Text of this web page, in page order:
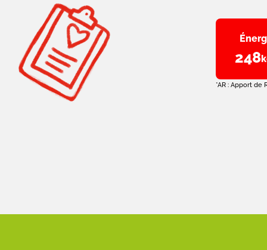
248
*AR : Apport